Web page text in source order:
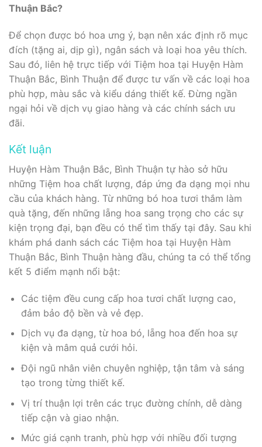
Thuận Bắc?
Để chọn được bó hoa ưng ý, bạn nên xác định rõ mục
đích (tặng ai, dịp gì), ngân sách và loại hoa yêu thích.
Sau đó, liên hệ trực tiếp với Tiệm hoa tại Huyện Hàm
Thuận Bắc, Bình Thuận để được tư vấn về các loại hoa
phù hợp, màu sắc và kiểu dáng thiết kế. Đừng ngần
ngại hỏi về dịch vụ giao hàng và các chính sách ưu
đãi.
Kết luận
Huyện Hàm Thuận Bắc, Bình Thuận tự hào sở hữu
những Tiệm hoa chất lượng, đáp ứng đa dạng mọi nhu
cầu của khách hàng. Từ những bó hoa tươi thắm làm
quà tặng, đến những lẵng hoa sang trọng cho các sự
kiện trọng đại, bạn đều có thể tìm thấy tại đây. Sau khi
khám phá danh sách các Tiệm hoa tại Huyện Hàm
Thuận Bắc, Bình Thuận hàng đầu, chúng ta có thể tổng
kết 5 điểm mạnh nổi bật:
Các tiệm đều cung cấp hoa tươi chất lượng cao,
đảm bảo độ bền và vẻ đẹp.
Dịch vụ đa dạng, từ hoa bó, lẵng hoa đến hoa sự
kiện và mâm quả cưới hỏi.
Đội ngũ nhân viên chuyên nghiệp, tận tâm và sáng
tạo trong từng thiết kế.
Vị trí thuận lợi trên các trục đường chính, dễ dàng
tiếp cận và giao nhận.
Mức giá cạnh tranh, phù hợp với nhiều đối tượng